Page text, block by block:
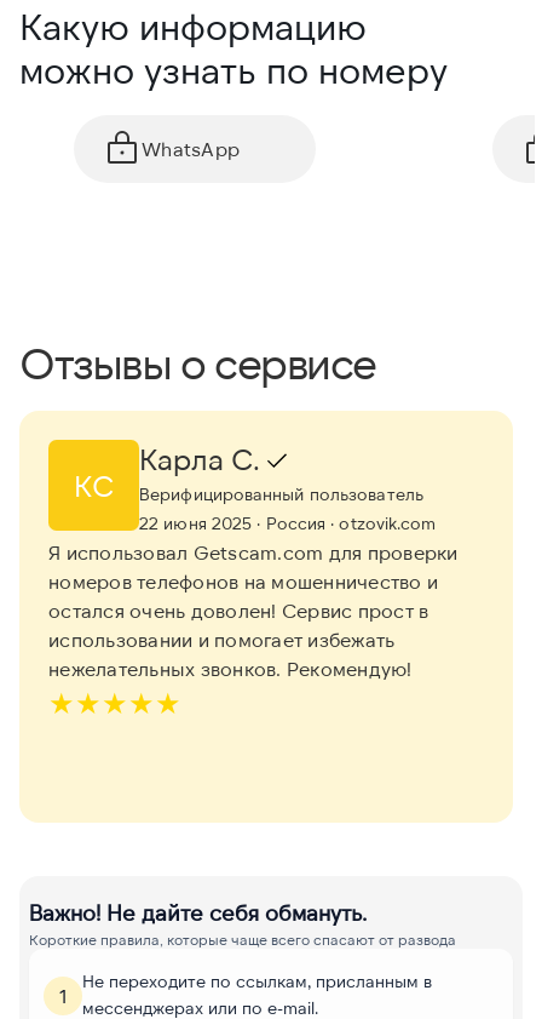
Какую информацию
можно узнать по номеру
WhatsApp
Отзывы о сервисе
КС
Карла С.
Верифицированный пользователь
22 июня 2025 · Россия · otzovik.com
Я использовал Getscam.com для проверки
номеров телефонов на мошенничество и
остался очень доволен! Сервис прост в
использовании и помогает избежать
нежелательных звонков. Рекомендую!
★★★★★
Важно! Не дайте себя обмануть.
Короткие правила, которые чаще всего спасают от развода
1
Не переходите по ссылкам, присланным в
мессенджерах или по e-mail.